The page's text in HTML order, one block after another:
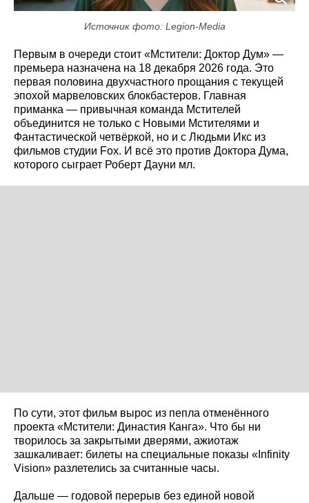
Источник фото: Legion-Media
Первым в очереди стоит «Мстители: Доктор Дум» —
премьера назначена на 18 декабря 2026 года. Это
первая половина двухчастного прощания с текущей
эпохой марвеловских блокбастеров. Главная
приманка — привычная команда Мстителей
объединится не только с Новыми Мстителями и
Фантастической четвёркой, но и с Людьми Икс из
фильмов студии Fox. И всё это против Доктора Дума,
которого сыграет Роберт Дауни мл.
По сути, этот фильм вырос из пепла отменённого
проекта «Мстители: Династия Канга». Что бы ни
творилось за закрытыми дверями, ажиотаж
зашкаливает: билеты на специальные показы «Infinity
Vision» разлетелись за считанные часы.
Дальше — годовой перерыв без единой новой